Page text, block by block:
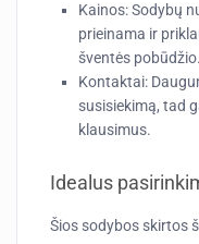
Kainos:Sodybų
prieinama ir
šventės pobūdžio.
Kontaktai:
susisiekimą, tad
klausimus.
Idealus
Šios sodybos skirtos